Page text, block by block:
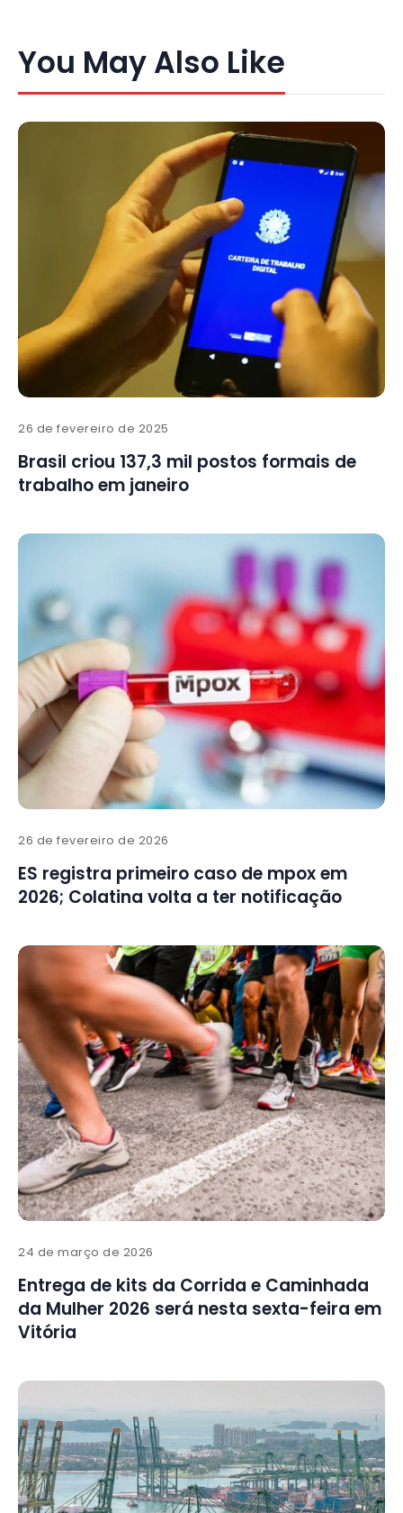
You May Also Like
26 de fevereiro de 2025
Brasil criou 137,3 mil postos formais de
trabalho em janeiro
26 de fevereiro de 2026
ES registra primeiro caso de mpox em
2026; Colatina volta a ter notificação
24 de março de 2026
Entrega de kits da Corrida e Caminhada
da Mulher 2026 será nesta sexta-feira em
Vitória